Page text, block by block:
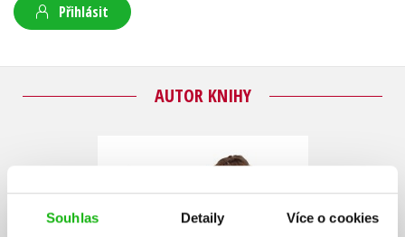
Souhlas Detaily Více o cookies
Přihlásit
AUTOR KNIHY